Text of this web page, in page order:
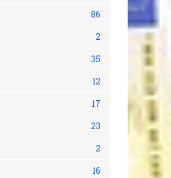
86
2
35
12
17
23
2
16